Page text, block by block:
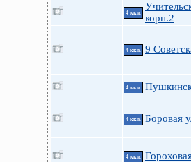
4 ккв.
корп.2
4 ккв. 9
4 ккв.
4 ккв. Боровая
4 ккв.